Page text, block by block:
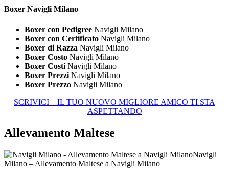
Boxer Navigli Milano
Boxer con Pedigree Navigli Milano
Boxer con Certificato Navigli Milano
Boxer di Razza Navigli Milano
Boxer Costo Navigli Milano
Boxer Costi Navigli Milano
Boxer Prezzi Navigli Milano
Boxer Prezzo Navigli Milano
SCRIVICI – IL TUO NUOVO MIGLIORE AMICO TI STA
ASPETTANDO
Allevamento Maltese
Navigli
Milano – Allevamento Maltese a Navigli Milano